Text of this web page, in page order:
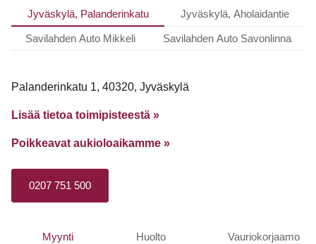
Jyväskylä, Palanderinkatu Jyväskylä, Aholaidantie
Savilahden Auto Mikkeli Savilahden Auto Savonlinna
Palanderinkatu 1, 40320, Jyväskylä
Lisää tietoa toimipisteestä »
Poikkeavat aukioloaikamme »
0207 751 500
Myynti Huolto Vauriokorjaamo